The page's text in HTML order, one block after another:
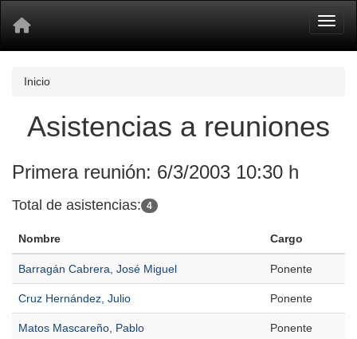
Inicio
Asistencias a reuniones
Primera reunión: 6/3/2003 10:30 h
Total de asistencias: 4
Nombre Cargo
Barragán Cabrera, José Miguel Ponente
Cruz Hernández, Julio Ponente
Matos Mascareño, Pablo Ponente